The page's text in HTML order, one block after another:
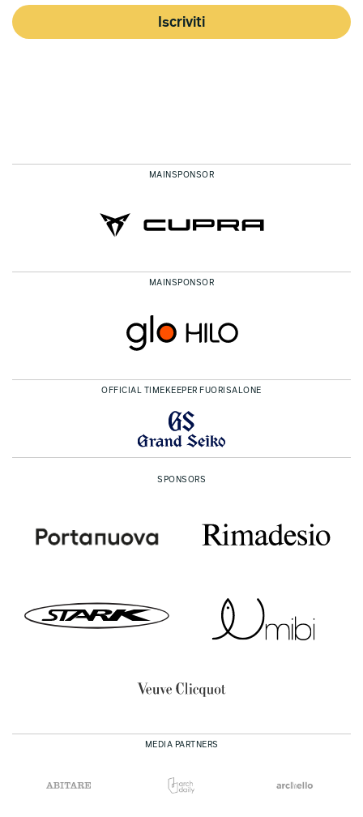
Iscriviti
MAINSPONSOR
MAINSPONSOR
OFFICIAL TIMEKEEPER FUORISALONE
SPONSORS
MEDIA PARTNERS